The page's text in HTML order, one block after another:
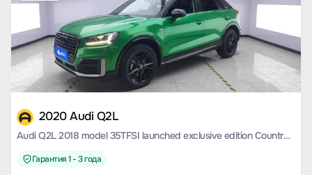
2020 Audi Q2L
Audi Q2L 2018 model 35TFSI launched exclusive edition Country V
Гарантия 1 - 3 года